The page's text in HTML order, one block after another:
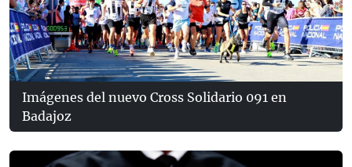
Imágenes del nuevo Cross Solidario 091 en
Badajoz